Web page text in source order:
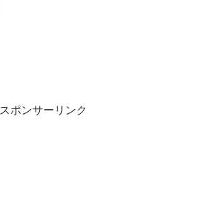
スポンサーリンク